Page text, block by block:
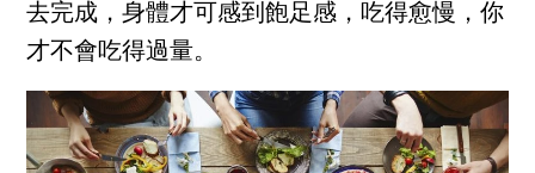
去完成，身體才可感到飽足感，吃得愈慢，你
才不會吃得過量。